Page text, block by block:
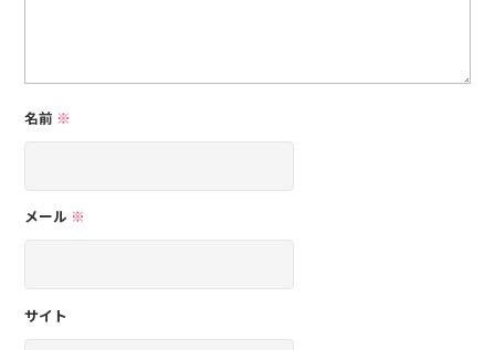
名前 ※
メール ※
サイト